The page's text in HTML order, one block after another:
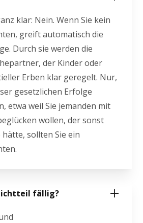
klar: Nein. Wenn Sie kein
greift automatisch die
Durch sie werden die
der Kinder oder
Erben klar geregelt. Nur,
gesetzlichen Erfolge
etwa weil Sie jemanden mit
wollen, der sonst
sollten Sie ein
fällig?